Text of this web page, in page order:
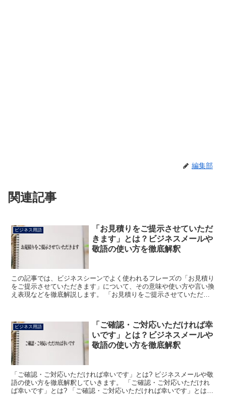
編集部
関連記事
ビジネス用語
「お見積りをご提示させていただ
きます」とは？ビジネスメールや
敬語の使い方を徹底解釈
この記事では、ビジネスシーンでよく使われるフレーズの「お見積り
をご提示させていただきます」について、その意味や使い方や言い換
え表現などを徹底解説します。 「お見積りをご提示させていただき
ビジネス用語
「ご確認・ご対応いただければ幸
いです」とは？ビジネスメールや
敬語の使い方を徹底解釈
「ご確認・ご対応いただければ幸いです」とは? ビジネスメールや敬
語の使い方を徹底解釈していきます。 「ご確認・ご対応いただけれ
ば幸いです」とは? 「ご確認・ご対応いただければ幸いです」とは、